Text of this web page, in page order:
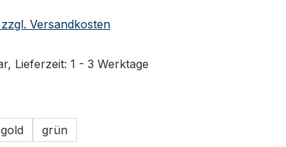
Versandkosten
Lieferzeit: 1 - 3 Werktage
gold grün